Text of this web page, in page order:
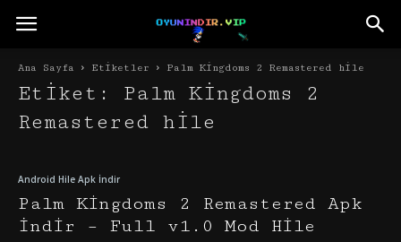
Ana Sayfa Etiketler Palm Kingdoms 2 Remastered hile
Etiket: Palm Kingdoms 2
Remastered hile
Android Hile Apk İndir
Palm Kingdoms 2 Remastered Apk
İndir – Full v1.0 Mod Hile